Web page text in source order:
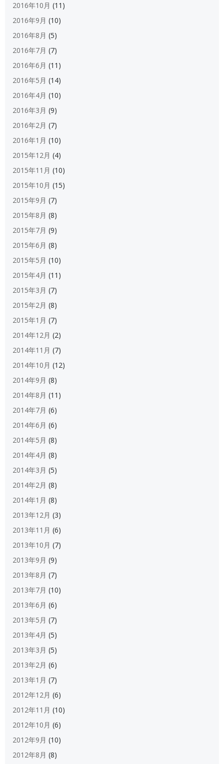
2016年10月 (11)
2016年9月 (10)
2016年8月 (5)
2016年7月 (7)
2016年6月 (11)
2016年5月 (14)
2016年4月 (10)
2016年3月 (9)
2016年2月 (7)
2016年1月 (10)
2015年12月 (4)
2015年11月 (10)
2015年10月 (15)
2015年9月 (7)
2015年8月 (8)
2015年7月 (9)
2015年6月 (8)
2015年5月 (10)
2015年4月 (11)
2015年3月 (7)
2015年2月 (8)
2015年1月 (7)
2014年12月 (2)
2014年11月 (7)
2014年10月 (12)
2014年9月 (8)
2014年8月 (11)
2014年7月 (6)
2014年6月 (6)
2014年5月 (8)
2014年4月 (8)
2014年3月 (5)
2014年2月 (8)
2014年1月 (8)
2013年12月 (3)
2013年11月 (6)
2013年10月 (7)
2013年9月 (9)
2013年8月 (7)
2013年7月 (10)
2013年6月 (6)
2013年5月 (7)
2013年4月 (5)
2013年3月 (5)
2013年2月 (6)
2013年1月 (7)
2012年12月 (6)
2012年11月 (10)
2012年10月 (6)
2012年9月 (10)
2012年8月 (8)